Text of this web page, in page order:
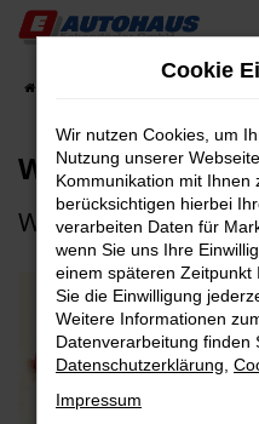
Zum
springen
Werkstatt des
Wir wurden erneut
Cookie
Wir nutzen Cookies, um
Nutzung unserer
Kommunikation mit Ihnen
berücksichtigen hierbei
verarbeiten Daten für
wenn Sie uns Ihre
einem späteren Zeitpunkt
Sie die Einwilligung
Weitere Informationen
Datenverarbeitung finden
Datenschutzerklärung
Impressum